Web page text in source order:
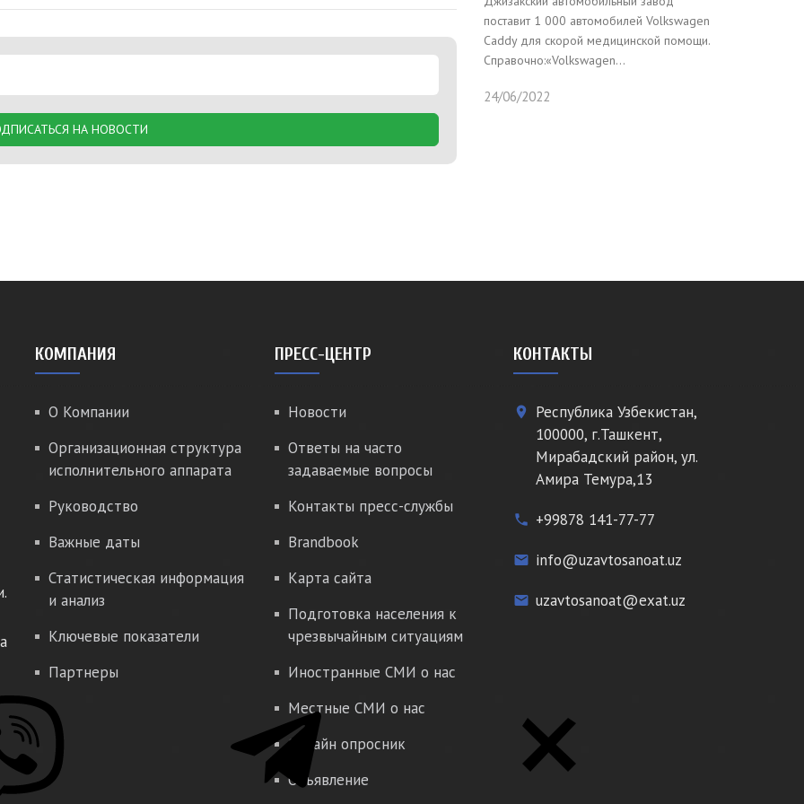
НА НОВОСТИ
поставит 1 000 автомобилей Volkswagen
Caddy для скорой медицинской помощи.
Справочно:«Volkswagen...
24/06/2022
КОМПАНИЯ
О Компании
Организационная структура
исполнительного аппарата
Руководство
Важные даты
Статистическая информация
и анализ
Ключевые показатели
Партнеры
ПРЕСС-ЦЕНТР
Новости
Ответы на часто
задаваемые вопросы
Контакты пресс-службы
Brandbook
Карта сайта
Подготовка населения к
чрезвычайным ситуациям
Иностранные СМИ о нас
Местные СМИ о нас
Онлайн опросник
Объявление
КОНТАКТЫ
place
Республика Узбекистан,
100000, г.Ташкент,
Мирабадский район, ул.
Амира Темура,13
phone +99878 141-77-77
email info@uzavtosanoat.uz
email uzavtosanoat@exat.uz